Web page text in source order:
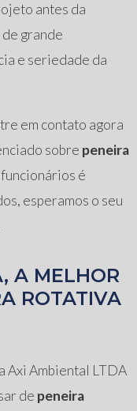
antes da
grande
e seriedade da
em contato agora
sobre peneira
é
esperamos o seu
A MELHOR
ROTATIVA
Axi Ambiental LTDA
de peneira